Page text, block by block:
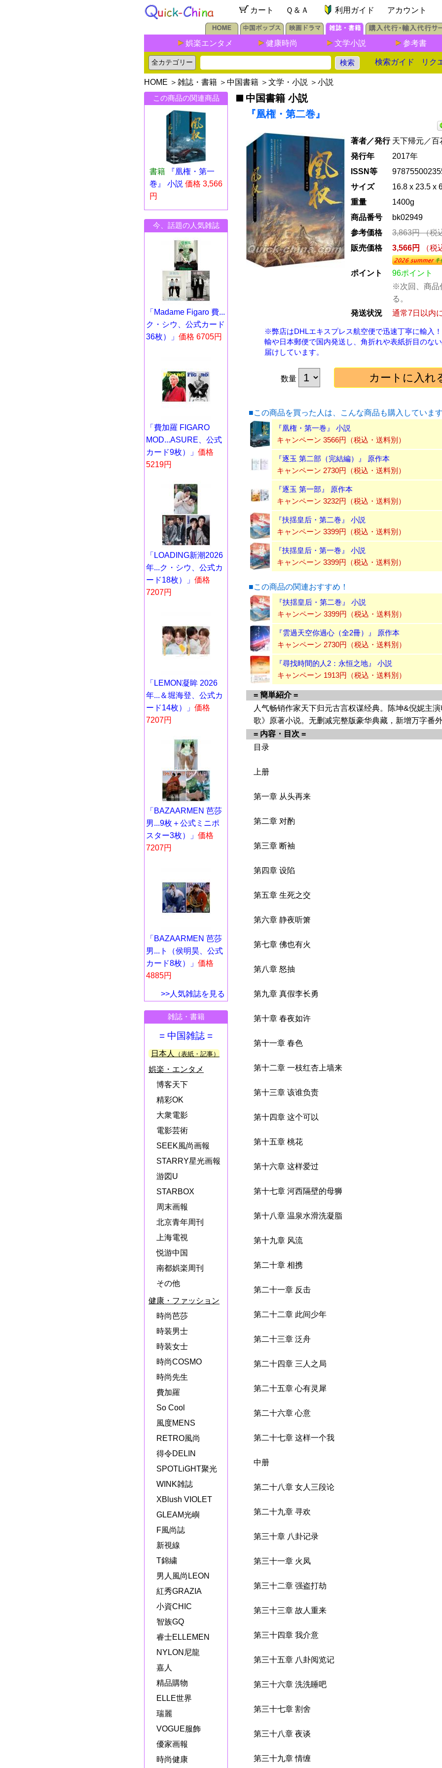
カート Ｑ＆Ａ 利用ガイド アカウント
娯楽エンタメ 健康時尚 文学小説 参考書
検索ガイド リク
HOME ＞ 雑誌・書籍 ＞ 中国書籍 ＞ 文学・小説 ＞ 小説
この商品の関連商品
書籍
『凰権・第一
巻』 小説 価格 3,566
円
今、話題の人気雑誌
「Madame Figaro 費...
ク・シウ、公式カード
36枚）」 価格 6705円
「費加羅 FIGARO
MOD...ASURE、公式
カード9枚）」 価格
5219円
「LOADING新潮2026
年...ク・シウ、公式カ
ード18枚）」 価格
7207円
「LEMON凝眸 2026
年...＆堀海登、公式カ
ード14枚）」 価格
7207円
「BAZAARMEN 芭莎
男...9枚＋公式ミニポ
スター3枚）」 価格
7207円
「BAZAARMEN 芭莎
男...ト（侯明昊、公式
カード8枚）」 価格
4885円
>>人気雑誌を見る
雑誌・書籍
= 中国雑誌 =
日本人 （表紙・記事）
娯楽・エンタメ
博客天下
精彩OK
大衆電影
電影芸術
SEEK風尚画報
STARRY星光画報
游図U
STARBOX
周末画報
北京青年周刊
上海電視
悦游中国
南都娯楽周刊
その他
健康・ファッション
時尚芭莎
時装男士
時装女士
時尚COSMO
時尚先生
費加羅
So Cool
風度MENS
RETRO風尚
得令DELIN
SPOTLiGHT聚光
WINK雑誌
XBlush VIOLET
GLEAM光嶼
F風尚誌
新視線
T錦繍
男人風尚LEON
紅秀GRAZIA
小資CHIC
智族GQ
睿士ELLEMEN
NYLON尼龍
嘉人
精品購物
ELLE世界
瑞麗
VOGUE服飾
優家画報
時尚健康
中国書籍 小説
『凰権・第二巻』
著者／発行 天下帰元／百
発行年
2017年
ISSN等
サイズ
16.8 x 23.5 x
重量
1400g
商品番号
bk02949
参考価格
3,863円（税
販売価格
3,566円 （税
ポイント
96ポイント
※次回、商品
る。
発送状況
通常7日以内
※弊店はDHLエキスプレス航空便で迅速丁寧に輸入
輸や日本郵便で国内発送し、角折れや表紙折目のな
届けしています。
数量
■この商品を買った人は、こんな商品も購入しています
『凰権・第一巻』 小説
キャンペーン 3566円（税込・送料別）
『逐玉 第二部（完結編）』 原作本
キャンペーン 2730円（税込・送料別）
『逐玉 第一部』 原作本
キャンペーン 3232円（税込・送料別）
『扶揺皇后・第二巻』 小説
キャンペーン 3399円（税込・送料別）
『扶揺皇后・第一巻』 小説
キャンペーン 3399円（税込・送料別）
■この商品の関連おすすめ！
『扶揺皇后・第二巻』 小説
キャンペーン 3399円（税込・送料別）
『雲過天空你過心（全2冊）』 原作本
キャンペーン 2730円（税込・送料別）
『尋找時間的人2：永恒之地』 小説
キャンペーン 1913円（税込・送料別）
= 簡単紹介 =
人气畅销作家天下归元古言权谋经典。陈坤&倪妮主
歌》原著小说。无删减完整版豪华典藏，新增万字番外
= 内容・目次 =
目录
上册
第一章 从头再来
第二章 对酌
第三章 断袖
第四章 设陷
第五章 生死之交
第六章 静夜听箫
第七章 佛也有火
第八章 怒抽
第九章 真假李长勇
第十章 春夜如许
第十一章 春色
第十二章 一枝红杏上墙来
第十三章 该谁负责
第十四章 这个可以
第十五章 桃花
第十六章 这样爱过
第十七章 河西隔壁的母狮
第十八章 温泉水滑洗凝脂
第十九章 风流
第二十章 相携
第二十一章 反击
第二十二章 此间少年
第二十三章 泛舟
第二十四章 三人之局
第二十五章 心有灵犀
第二十六章 心意
第二十七章 这样一个我
中册
第二十八章 女人三段论
第二十九章 寻欢
第三十章 八卦记录
第三十一章 火凤
第三十二章 强盗打劫
第三十三章 故人重来
第三十四章 我介意
第三十五章 八卦阅览记
第三十六章 洗洗睡吧
第三十七章 割舍
第三十八章 夜谈
第三十九章 情缠